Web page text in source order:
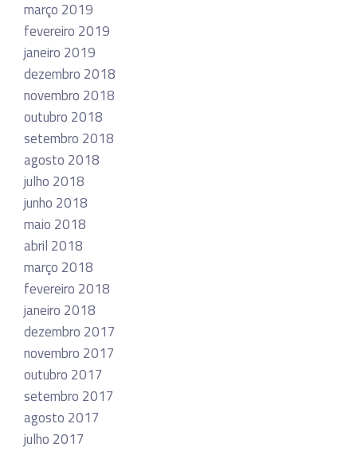
março 2019
fevereiro 2019
janeiro 2019
dezembro 2018
novembro 2018
outubro 2018
setembro 2018
agosto 2018
julho 2018
junho 2018
maio 2018
abril 2018
março 2018
fevereiro 2018
janeiro 2018
dezembro 2017
novembro 2017
outubro 2017
setembro 2017
agosto 2017
julho 2017